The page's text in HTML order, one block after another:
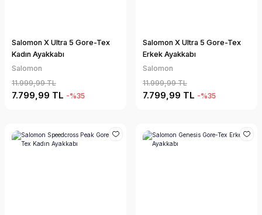
Salomon X Ultra 5 Gore-Tex
Kadın Ayakkabı
Salomon
11.999,99 TL
7.799,99 TL -%35
Salomon X Ultra 5 Gore-Tex
Erkek Ayakkabı
Salomon
11.999,99 TL
7.799,99 TL -%35